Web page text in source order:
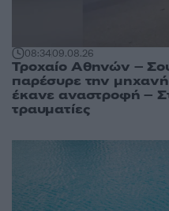
08:3409.08.26
Τροχαίο Αθηνών –
παρέσυρε την
έκανε αναστροφή –
τραυματίες